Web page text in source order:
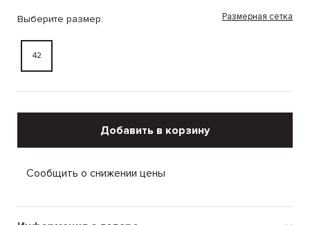
Выберите размер:
42
Размерная сетка
Добавить в корзину
Сообщить о снижении цены